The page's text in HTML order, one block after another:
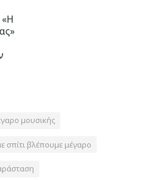
μουσικής
σπίτι βλέπουμε μέγαρο